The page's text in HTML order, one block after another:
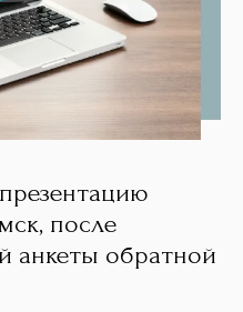
после
анкеты обратной